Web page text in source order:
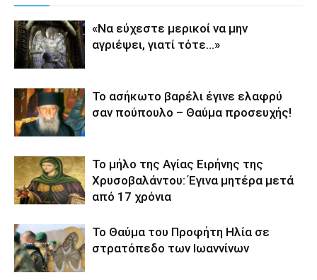
«Να εύχεστε μερικοί να μην
αγριέψει, γιατί τότε…»
Το ασήκωτο βαρέλι έγινε ελαφρύ
σαν πούπουλο – Θαύμα προσευχής!
Το μήλο της Αγίας Ειρήνης της
Χρυσοβαλάντου: Έγινα μητέρα μετά
από 17 χρόνια
Το Θαύμα του Προφήτη Ηλία σε
στρατόπεδο των Ιωαννίνων